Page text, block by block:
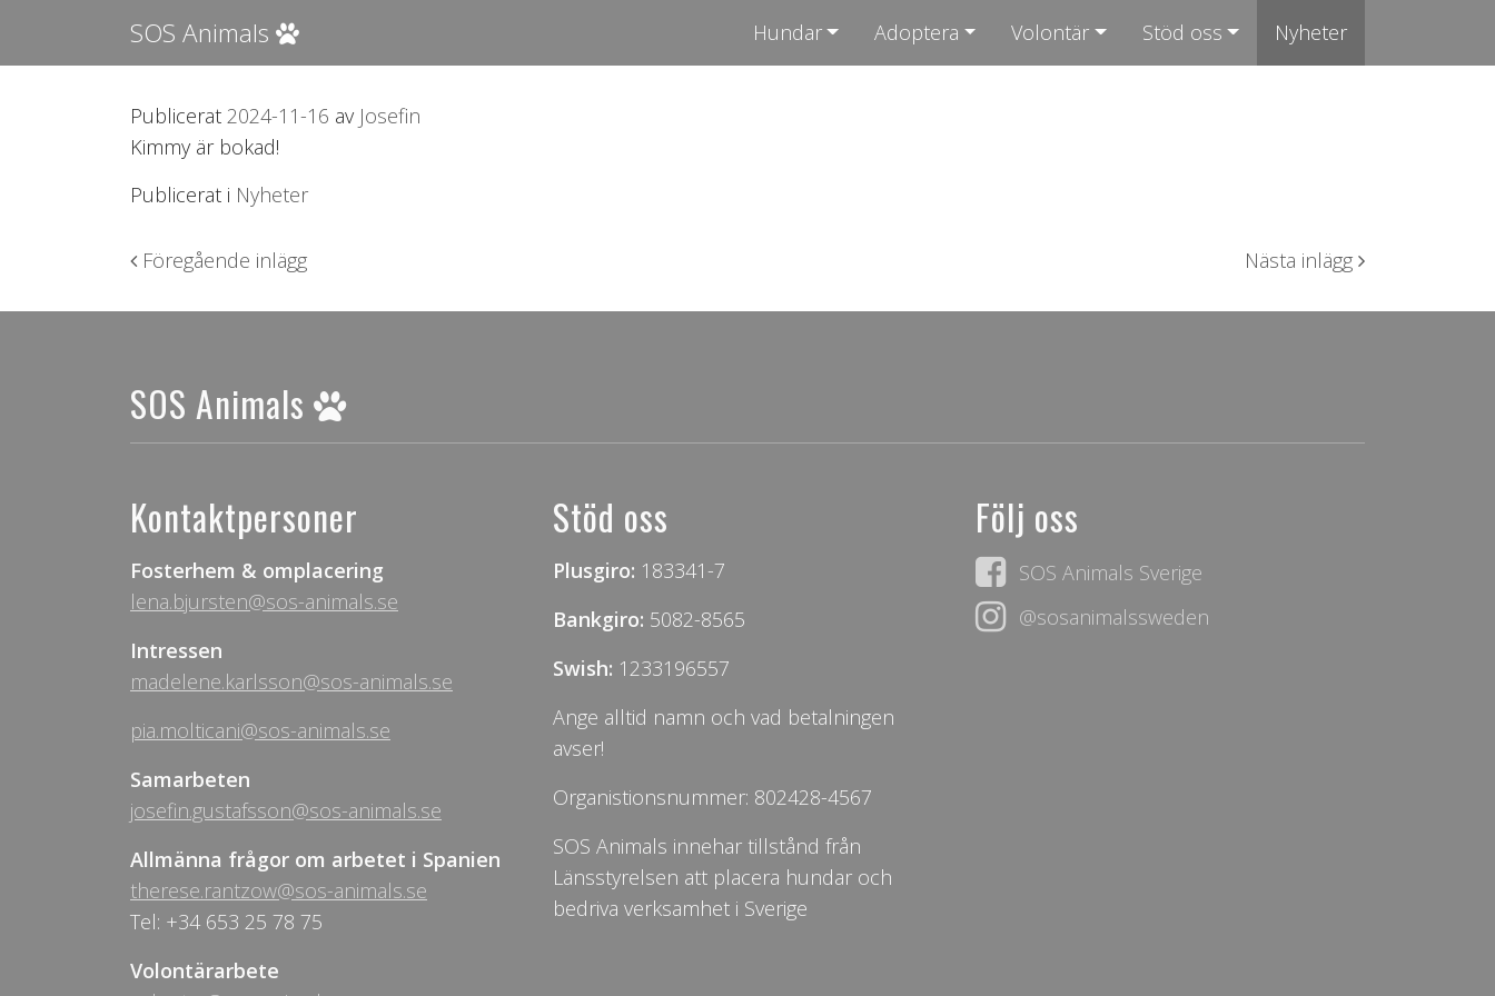
SOS Animals Hundar Adoptera Volontär Stöd oss Nyheter
Publicerat 2024-11-16 av Josefin
Kimmy är bokad!
Publicerat i Nyheter
Inläggsnavigering
Föregående inlägg Nästa inlägg
SOS Animals
Kontaktpersoner
Fosterhem & omplacering
lena.bjursten@sos-animals.se
Intressen
madelene.karlsson@sos-animals.se
pia.molticani@sos-animals.se
Samarbeten
josefin.gustafsson@sos-animals.se
Allmänna frågor om arbetet i Spanien
therese.rantzow@sos-animals.se
Tel: +34 653 25 78 75
Volontärarbete
Stöd oss
Plusgiro: 183341-7
Bankgiro: 5082-8565
Swish: 1233196557
Ange alltid namn och vad betalningen
avser!
Organistionsnummer: 802428-4567
SOS Animals innehar tillstånd från
Länsstyrelsen att placera hundar och
bedriva verksamhet i Sverige
Följ oss
SOS Animals Sverige
@sosanimalssweden